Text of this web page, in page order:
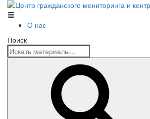
Центр гражданского мониторинга и контроля
О нас
Поиск